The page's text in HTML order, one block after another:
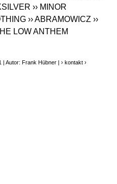
›› MINOR
›› ABRAMOWICZ ››
LOW ANTHEM
| Autor: Frank Hübner |› kontakt ›